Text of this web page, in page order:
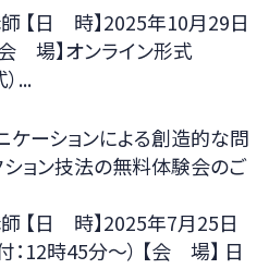
【日 時】2025年10月29日
場】オンライン形式
...
ケーションによる創造的な問
ション技法の無料体験会のご
【日 時】2025年7月25日
：12時45分～） 【会 場】 日